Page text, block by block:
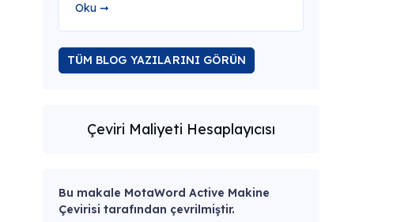
Oku ➞
TÜM BLOG YAZILARINI GÖRÜN
Çeviri Maliyeti Hesaplayıcısı
Bu makale MotaWord Active Makine
Çevirisi tarafından çevrilmiştir.